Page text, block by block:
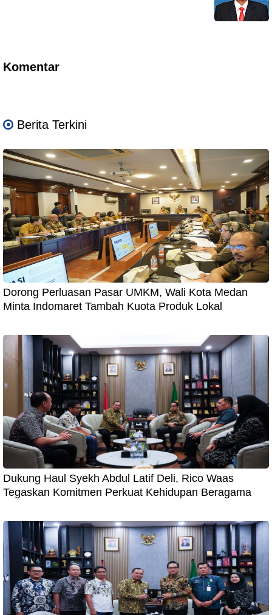
Komentar
Berita Terkini
Dorong Perluasan Pasar UMKM, Wali Kota Medan
Minta Indomaret Tambah Kuota Produk Lokal
Dukung Haul Syekh Abdul Latif Deli, Rico Waas
Tegaskan Komitmen Perkuat Kehidupan Beragama